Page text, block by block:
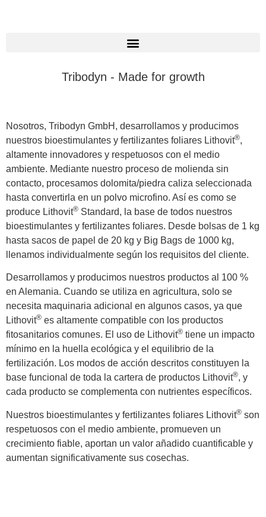
Tribodyn - Made for growth
Nosotros, Tribodyn GmbH, desarrollamos y producimos
nuestros bioestimulantes y fertilizantes foliares Lithovit®,
altamente innovadores y respetuosos con el medio
ambiente. Mediante nuestro proceso de molienda sin
contacto, procesamos dolomita/piedra caliza seleccionada
hasta convertirla en un polvo microfino. Así es como se
produce Lithovit® Standard, la base de todos nuestros
bioestimulantes y fertilizantes foliares. Desde bolsas de 1 kg
hasta sacos de papel de 20 kg y Big Bags de 1000 kg,
llenamos individualmente según los requisitos del cliente.
Desarrollamos y producimos nuestros productos al 100 %
en Alemania. Cuando se utiliza en agricultura, solo se
necesita maquinaria adicional en algunos casos, ya que
Lithovit® es altamente compatible con los productos
fitosanitarios comunes. El uso de Lithovit® tiene un impacto
mínimo en la huella ecológica y el equilibrio de la
fertilización. Los modos de acción descritos constituyen la
base funcional de toda la cartera de productos Lithovit®, y
cada producto se complementa con nutrientes específicos.
Nuestros bioestimulantes y fertilizantes foliares Lithovit® son
respetuosos con el medio ambiente, promueven un
crecimiento fiable, aportan un valor añadido cuantificable y
aumentan significativamente sus cosechas.